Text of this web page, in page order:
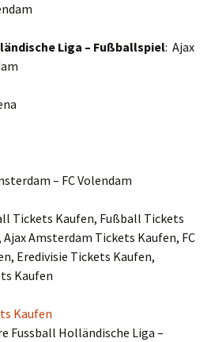
Liga – Fußballspiel: Ajax
– FC Volendam
Tickets Kaufen, Fußball Tickets
Amsterdam Tickets Kaufen, FC
Eredivisie Tickets Kaufen,
Kaufen
Kaufen
Fussball Holländische Liga –